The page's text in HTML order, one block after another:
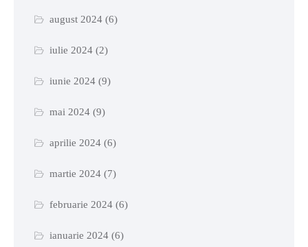
august 2024(6)
iulie 2024(2)
iunie 2024(9)
mai 2024(9)
aprilie 2024(6)
martie 2024(7)
februarie 2024(6)
ianuarie 2024(6)